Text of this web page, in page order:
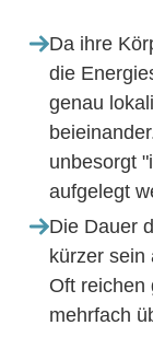
Da ihre
die
genau
unbesorgt
aufgelegt
Die Dauer
kürzer sein
Oft reichen
mehrfach